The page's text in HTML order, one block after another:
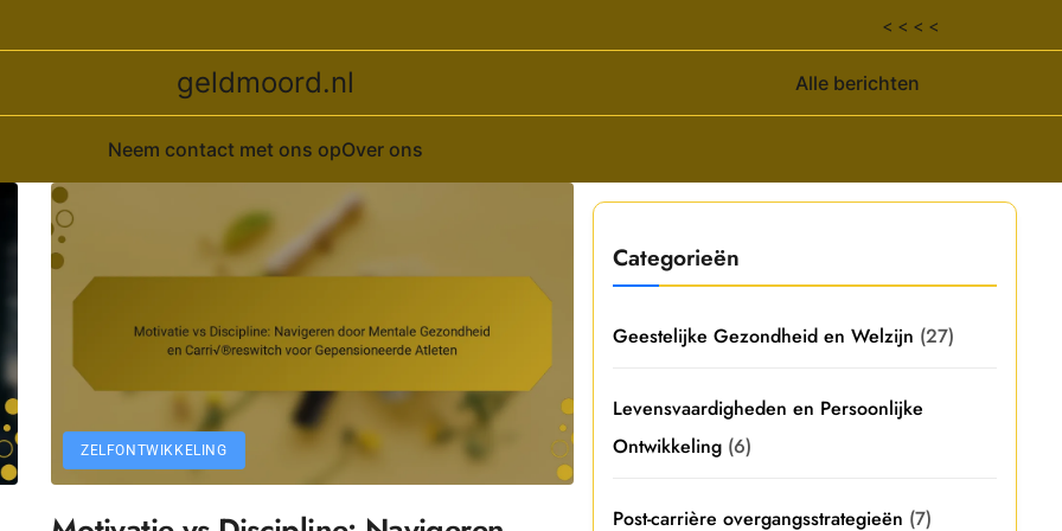
< < < <
geldmoord.nl Alle berichten
Neem contact met ons opOver ons
ZELFONTWIKKELING
Categorieën
Geestelijke Gezondheid en Welzijn (27)
Levensvaardigheden en Persoonlijke
Ontwikkeling (6)
Post-carrière overgangsstrategieën (7)